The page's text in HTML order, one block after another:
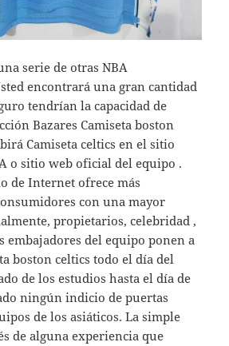
serie de otras NBA
encontrará una gran cantidad
tendrían la capacidad de
Bazares Camiseta boston
Camiseta celtics en el sitio
o sitio web oficial del equipo .
de Internet ofrece más
con una mayor
propietarios, celebridad ,
embajadores del equipo ponen a
boston celtics todo el día del
de los estudios hasta el día de
ningún indicio de puertas
de los asiáticos. La simple
de alguna experiencia que